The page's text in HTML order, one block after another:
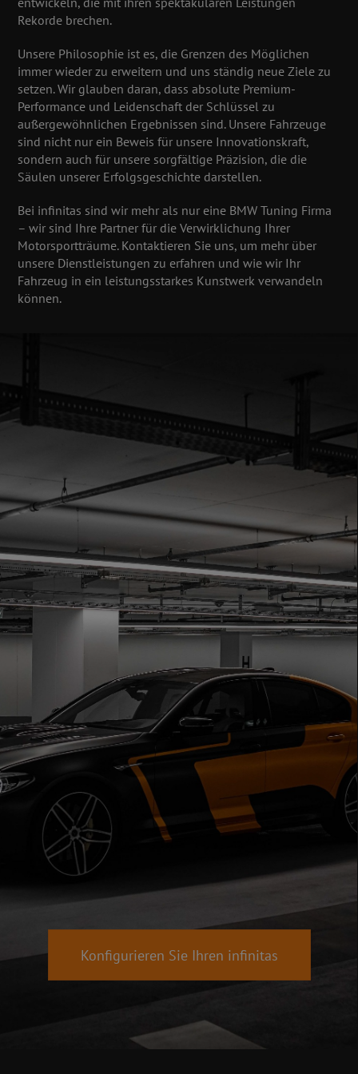
Rekorde brechen.
Unsere Philosophie ist es, die Grenzen des Möglichen
immer wieder zu erweitern und uns ständig neue Ziele zu
setzen. Wir glauben daran, dass absolute Premium-
Performance und Leidenschaft der Schlüssel zu
außergewöhnlichen Ergebnissen sind. Unsere Fahrzeuge
sind nicht nur ein Beweis für unsere Innovationskraft,
sondern auch für unsere sorgfältige Präzision, die die
Säulen unserer Erfolgsgeschichte darstellen.
Bei infinitas sind wir mehr als nur eine BMW Tuning Firma
– wir sind Ihre Partner für die Verwirklichung Ihrer
Motorsportträume. Kontaktieren Sie uns, um mehr über
unsere Dienstleistungen zu erfahren und wie wir Ihr
Fahrzeug in ein leistungsstarkes Kunstwerk verwandeln
können.
Konfigurieren Sie Ihren infinitas